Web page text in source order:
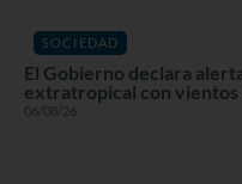
SOCIEDAD
El Gobierno declara
extratropical con vientos
06/08/26